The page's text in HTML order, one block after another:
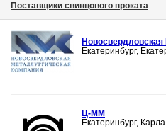
Поставщики свинцового проката
Екатеринбург,
Ц-ММ
Екатеринбург,